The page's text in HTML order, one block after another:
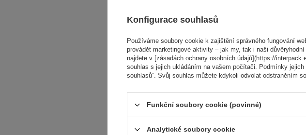
Konfigurace souhlasů
Používáme soubory cookie k zajištění správného fungování
provádět marketingové aktivity – jak my, tak i naši
najdete v [zásadách ochrany osobních údajů](https://
souhlas s jejich ukládáním na vašem počítači. Podmínky
souhlasů”. Svůj souhlas můžete kdykoli odvolat odstraněním
Funkční soubory cookie (povinné)
Analytické soubory cookie